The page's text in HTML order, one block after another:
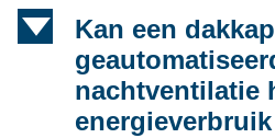
d
Kan een
nachtventilatie